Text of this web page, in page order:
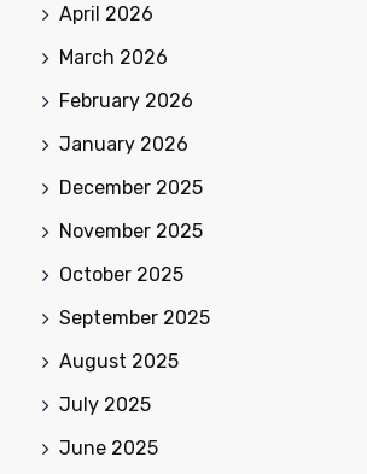
April 2026
March 2026
February 2026
January 2026
December 2025
November 2025
October 2025
September 2025
August 2025
July 2025
June 2025